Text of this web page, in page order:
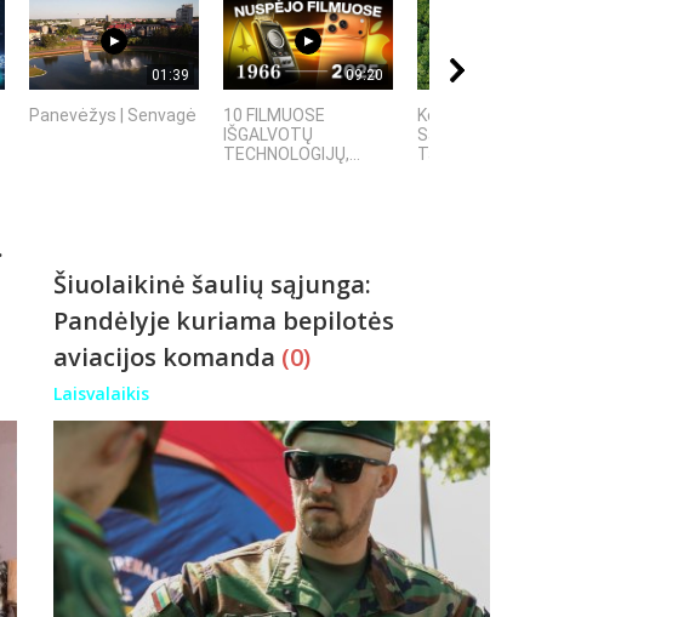
01:39
Panevėžys | Senvagė
09:20
10 FILMUOSE
IŠGALVOTŲ
TECHNOLOGIJŲ,...
Kelionė į Estiją
Saremos sala -
Talinas - Pernu
Šiuolaikinė šaulių sąjunga:
Pandėlyje kuriama bepilotės
aviacijos komanda (0)
Laisvalaikis